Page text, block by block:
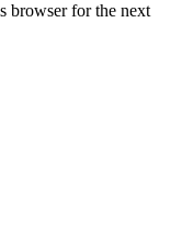
browser for the next